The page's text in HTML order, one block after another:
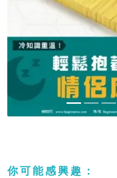
你可能感興趣：